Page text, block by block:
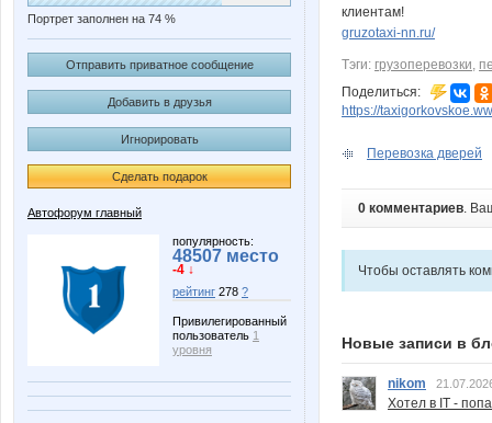
Портрет заполнен на 74 %
Отправить приватное сообщение
Добавить в друзья
Игнорировать
Сделать подарок
Автофорум главный
популярность:
48507 место
-4 ↓
рейтинг 278 ?
Привилегированный
пользователь 1
уровня
клиентам!
gruzotaxi-nn.ru/
Тэги: грузоперевозки,
Поделиться:
https://
Перевозка дверей
0 комментариев.
Чтобы оставлять
Новые записи в
nikom
Хотел в IT -